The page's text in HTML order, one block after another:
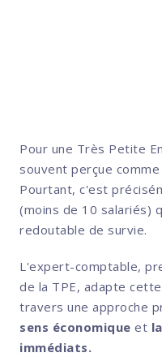
Pour une Très Petite
souvent perçue
Pourtant, c'est
(moins de 10 salariés)
redoutable de survie.
L'expert-comptable,
de la TPE, adapte
travers une approche
sens économique et
immédiats.